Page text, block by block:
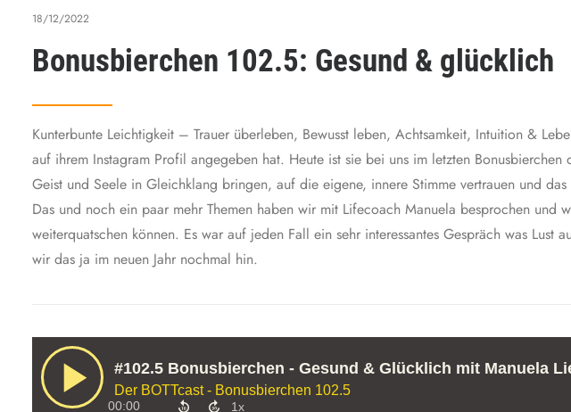
18/12/2022
Bonusbierchen 102.5: Gesund & glücklich
Kunterbunte Leichtigkeit – Trauer überleben, Bewusst leben, Achtsamkeit, Intuition &
auf ihrem Instagram Profil angegeben hat. Heute ist sie bei uns im letzten Bonusbierchen
Geist und Seele in Gleichklang bringen, auf die eigene, innere Stimme vertrauen und
Das und noch ein paar mehr Themen haben wir mit Lifecoach Manuela besprochen und
weiterquatschen können. Es war auf jeden Fall ein sehr interessantes Gespräch was Lust
wir das ja im neuen Jahr nochmal hin.